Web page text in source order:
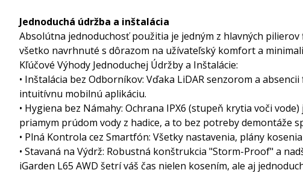
Jednoduchá údržba a inštalácia
Absolútna jednoduchosť použitia je jedným z hlavných
všetko navrhnuté s dôrazom na užívateľský komfort a
Kľúčové Výhody Jednoduchej Údržby a Inštalácie:
• Inštalácia bez Odborníkov: Vďaka LiDAR senzorom a
intuitívnu mobilnú aplikáciu.
• Hygiena bez Námahy: Ochrana IPX6 (stupeň krytia voči
priamym prúdom vody z hadice, a to bez potreby demontáže
• Plná Kontrola cez Smartfón: Všetky nastavenia, plány
• Stavaná na Výdrž: Robustná konštrukcia "Storm-Proof" a
iGarden L65 AWD šetrí váš čas nielen kosením, ale aj